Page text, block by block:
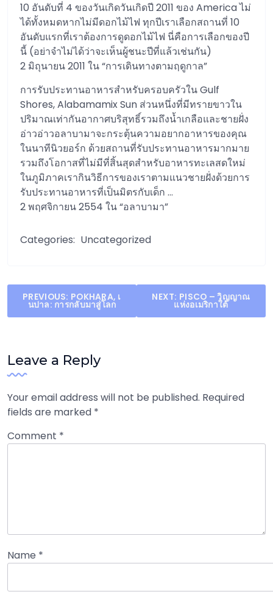
10 อันดับที่ 4 ของวันเกิดวันเกิดปี 2011 ของ America ไม่
ได้ทั้งหมดหากไม่มีดอกไม้ไฟ ทุกปีเราเลือกสถานที่ 10
อันดับแรกที่เราต้องการดูดอกไม้ไฟ นี่คือการเลือกของปี
นี้ (อย่าจำไม่ได้ว่าจะเห็นผู้ชนะปีที่แล้วเช่นกัน)
2 มิถุนายน 2011 ใน “การเดินทางตามฤดูกาล”
การรับประทานอาหารสำหรับครอบครัวใน Gulf
Shores, Alabamamix Sun ส่วนหนึ่งที่มีทรายขาวใน
ปริมาณเท่ากันอากาศบริสุทธิ์รวมถึงน้ำเกลือและชายฝั่ง
อ่าวอ่าวอลาบามาจะกระตุ้นความอยากอาหารของคุณ
ในนาทีนิวยอร์ก ด้วยสถานที่รับประทานอาหารมากมาย
รวมถึงโอกาสที่ไม่มีที่สิ้นสุดสำหรับอาหารทะเลสดใหม่
ในภูมิภาคเรากินวิธีการของเราตามแนวชายฝั่งด้วยการ
รับประทานอาหารที่เป็นมิตรกับเด็ก …
2 พฤศจิกายน 2554 ใน “อลาบามา”
Categories: Uncategorized
Post
navigation
PREVIOUS: POKHARA, เ
นปาล: การกลับมาสู่โลก
NEXT: PISCO – วิญญาณ
แห่งอเมริกาใต้
Leave a Reply
Your email address will not be published. Required
fields are marked *
Comment *
Name *